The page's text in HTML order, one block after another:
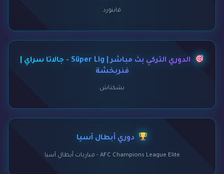
فاينورد
الدوري التركي بث مباشر | Süper Lig - جالاتا سراي |
فنربخشة
بشكتاش
دوري أبطال آسيا
AFC Champions League Elite - مباريات أبطال آسيا